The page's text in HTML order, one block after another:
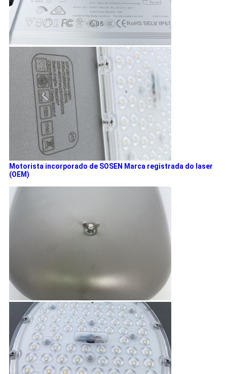
Motorista incorporado de SOSEN Marca registrada do laser
(OEM)